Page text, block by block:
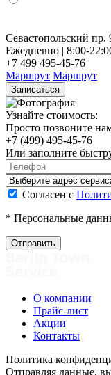
Севастопольский пр.
Ежедневно | 8:00-
+7 499 495-45-76
Маршрут Маршрут
Записаться
Узнайте стоимость:
Просто позвоните
+7 (499) 495-45-76
Или заполните
Согласен с
* Персональные
О компании
Прайс-лист
Акции
Контакты
Политика
Отправляя данные,